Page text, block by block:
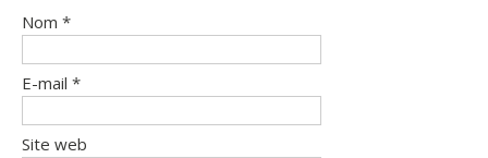
Nom *
E-mail *
Site web